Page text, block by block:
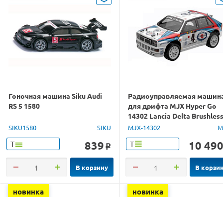
Гоночная машина Siku Audi
RS 5 1580
SIKU1580 SIKU
Т 839 o
В корзину
Радиоуправляемая
для дрифта MJX Hyper Go
14302 Lancia Delta Brushless
4WD 2.4G LED 1/14 RTR
MJX-14302
Т 10 490
В
новинка новинка